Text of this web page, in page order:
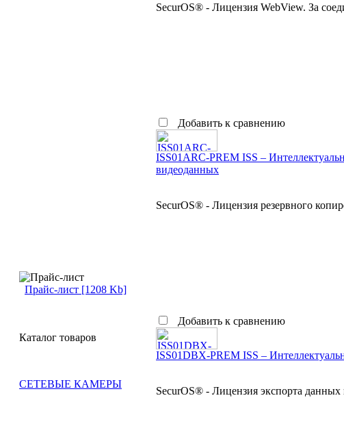
Прайс-лист [1208 Kb]
Каталог товаров
СЕТЕВЫЕ КАМЕРЫ
SecurOS® - Лицензия WebView. За
Добавить к сравнению
ISS01ARC-PREM ISS –
видеоданных
SecurOS® - Лицензия резервного
Добавить к сравнению
ISS01DBX-PREM ISS –
SecurOS® - Лицензия экспорта